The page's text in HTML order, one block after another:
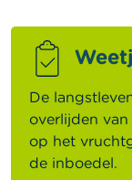
De
overlijden
op het
de inboedel.